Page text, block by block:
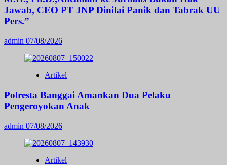
Jawab, CEO PT JNP Dinilai Panik dan Tabrak UU
Pers.”
admin 07/08/2026
Artikel
Polresta Banggai Amankan Dua Pelaku
Pengeroyokan Anak
admin 07/08/2026
Artikel